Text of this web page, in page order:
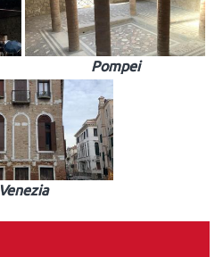
Pompei
Venezia